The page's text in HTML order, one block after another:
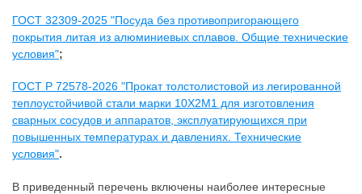
ГОСТ 32309-2025 "Посуда без противопригорающего
покрытия литая из алюминиевых сплавов. Общие технические
условия";
ГОСТ Р 72578-2026 "Прокат толстолистовой из легированной
теплоустойчивой стали марки 10Х2М1 для изготовления
сварных сосудов и аппаратов, эксплуатирующихся при
повышенных температурах и давлениях. Технические
условия".
В приведенный перечень включены наиболее интересные